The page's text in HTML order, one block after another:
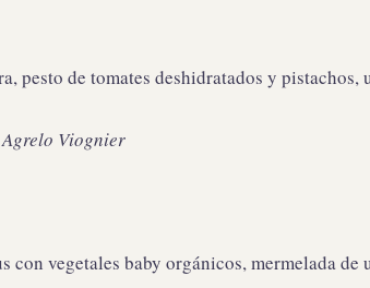
pesto de tomates deshidratados y pistachos,
Viognier
con vegetales baby orgánicos, mermelada